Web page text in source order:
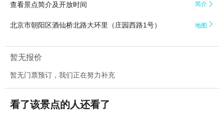
查看景点简介及开放时间 简介 
北京市朝阳区酒仙桥北路大环里（庄园西路1号） 地图 
暂无报价
暂无门票预订，我们正在努力补充
看了该景点的人还看了